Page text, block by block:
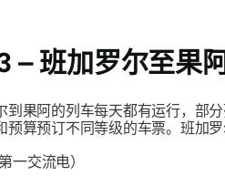
– 班加罗尔至果
到果阿的列车每天都有运行，部
预算预订不同等级的车票。班加
一交流电）